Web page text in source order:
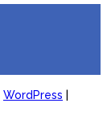
WordPress